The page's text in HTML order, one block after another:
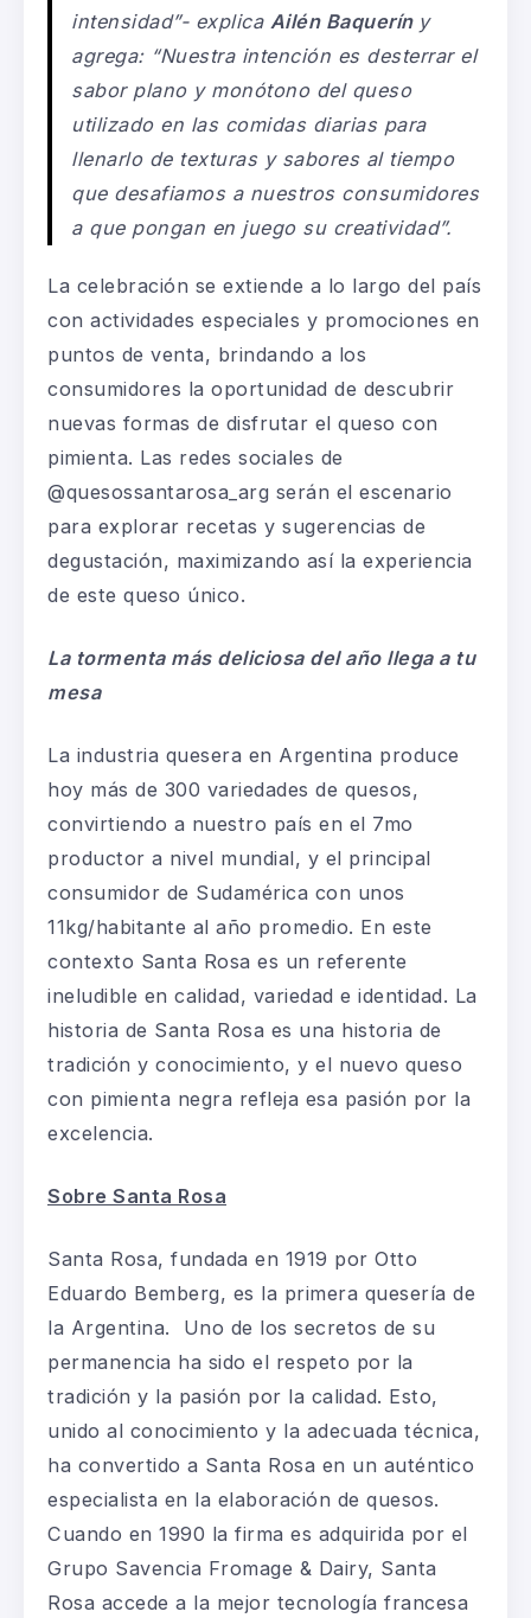
intensidad”- explica Ailén Baquerín y
agrega: “Nuestra intención es desterrar el
sabor plano y monótono del queso
utilizado en las comidas diarias para
llenarlo de texturas y sabores al tiempo
que desafiamos a nuestros consumidores
a que pongan en juego su creatividad”.
La celebración se extiende a lo largo del país
con actividades especiales y promociones en
puntos de venta, brindando a los
consumidores la oportunidad de descubrir
nuevas formas de disfrutar el queso con
pimienta. Las redes sociales de
@quesossantarosa_arg serán el escenario
para explorar recetas y sugerencias de
degustación, maximizando así la experiencia
de este queso único.
La tormenta más deliciosa del año llega a tu
mesa
La industria quesera en Argentina produce
hoy más de 300 variedades de quesos,
convirtiendo a nuestro país en el 7mo
productor a nivel mundial, y el principal
consumidor de Sudamérica con unos
11kg/habitante al año promedio. En este
contexto Santa Rosa es un referente
ineludible en calidad, variedad e identidad. La
historia de Santa Rosa es una historia de
tradición y conocimiento, y el nuevo queso
con pimienta negra refleja esa pasión por la
excelencia.
Sobre Santa Rosa
Santa Rosa, fundada en 1919 por Otto
Eduardo Bemberg, es la primera quesería de
la Argentina. Uno de los secretos de su
permanencia ha sido el respeto por la
tradición y la pasión por la calidad. Esto,
unido al conocimiento y la adecuada técnica,
ha convertido a Santa Rosa en un auténtico
especialista en la elaboración de quesos.
Cuando en 1990 la firma es adquirida por el
Grupo Savencia Fromage & Dairy, Santa
Rosa accede a la mejor tecnología francesa